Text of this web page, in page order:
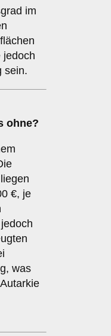
im
jedoch
sein.
ohne?
€, je
was